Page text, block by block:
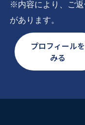
※内容により、ご
があります。
プロフィールを
みる